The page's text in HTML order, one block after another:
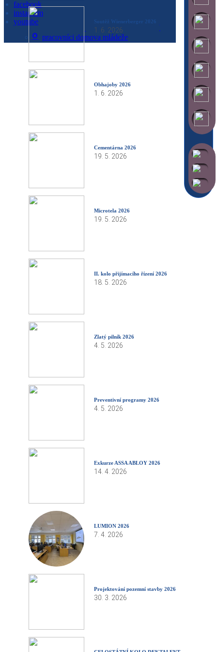
pedagogičtí pracovníci SOU
technicko hospodářští pracovníci SPŠ
technicko hospodářští pracovníci SOU
pracovníci domova mládeže
facebook
instagram
youtube
Soutěž Wienerberger 2026
1. 6. 2026
Obhajoby 2026
1. 6. 2026
Cementárna 2026
19. 5. 2026
Microtela 2026
19. 5. 2026
II. kolo přijímacího řízení 2026
18. 5. 2026
Zlatý pilník 2026
4. 5. 2026
Preventivní programy 2026
4. 5. 2026
Exkurze ASSA ABLOY 2026
14. 4. 2026
LUMION 2026
7. 4. 2026
Projektování pozemní stavby 2026
30. 3. 2026